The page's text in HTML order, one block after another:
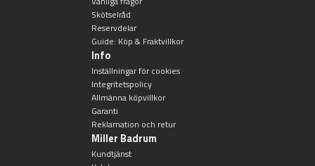
Badkarshandtag
Sminkspeglar
Skötselråd
Reservdelar
Guide: Köp & Fraktvillkor
Info
Inställningar för cookies
Integritetspolicy
Allmänna köpvillkor
Garanti
Reklamation och retur
Miller Badrum
Kundtjänst